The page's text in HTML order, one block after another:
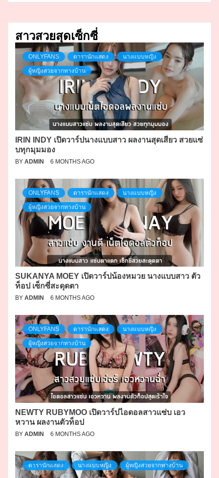
สาวสวยสุดเซ็กซี่
ONLYFANS ดารานักแสดง นางแบบหญิง
ผู้หญิงสวยจากทางบ้าน
IRIN INDY เปิดวาร์ปนางแบบสาว ผลงานสุดเสียว สวยแซ่
บทุกมุมมอง
BY ADMIN 6 MONTHS AGO
ONLYFANS ดารานักแสดง นางแบบหญิง
ผู้หญิงสวยจากทางบ้าน
SUKANYA MOEY เปิดวาร์ปน้องหมวย นางแบบสาว ตัว
ท็อป เซ็กซี่สะดุดตา
BY ADMIN 6 MONTHS AGO
ONLYFANS ดารานักแสดง นางแบบหญิง
ผู้หญิงสวยจากทางบ้าน
NEWTY RUBYMOO เปิดวาร์ปไอดอลสาวแซ่บ เอว
หวาน ผลงานตัวท็อป
BY ADMIN 6 MONTHS AGO
ดารานักแสดง นางแบบหญิง ผู้หญิงสวยจากทางบ้าน